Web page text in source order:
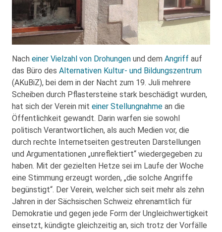
Nach einer Vielzahl von Drohungen und dem Angriff auf
das Büro des Alternativen Kultur- und Bildungszentrum
(AKuBiZ), bei dem in der Nacht zum 19. Juli mehrere
Scheiben durch Pflastersteine stark beschädigt wurden,
hat sich der Verein mit einer Stellungnahme an die
Öffentlichkeit gewandt. Darin warfen sie sowohl
politisch Verantwortlichen, als auch Medien vor, die
durch rechte Internetseiten gestreuten Darstellungen
und Argumentationen „unreflektiert“ wiedergegeben zu
haben. Mit der gezielten Hetze sei im Laufe der Woche
eine Stimmung erzeugt worden, „die solche Angriffe
begünstigt“. Der Verein, welcher sich seit mehr als zehn
Jahren in der Sächsischen Schweiz ehrenamtlich für
Demokratie und gegen jede Form der Ungleichwertigkeit
einsetzt, kündigte gleichzeitig an, sich trotz der Vorfälle